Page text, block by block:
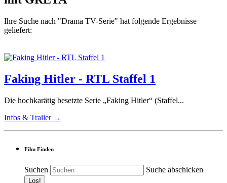
Ihre Suche nach "Drama TV-Serie" hat folgende Ergebnisse
geliefert:
Faking Hitler - RTL Staffel 1
Die hochkarätig besetzte Serie „Faking Hitler“ (Staffel...
Infos & Trailer →
Film Finden
Suchen Suche abschicken